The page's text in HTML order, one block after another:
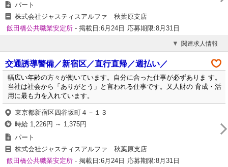
パート
株式会社ジャスティスアルファ 秋葉原支店
飯田橋公共職業安定所 - 掲載日:6月24日 応募期限:8月31日
関連求人情報
交通誘導警備／新宿区／直行直帰／週払い／
幅広い年齢の方々が働いています。自分に合った仕事が必ずありま す。
当社は社会から「ありがとう」と言われる仕事です。又人財の 育成・活
用に最も力を入れています。
東京都新宿区四谷坂町４－１３
時給 1,226円 ～ 1,375円
パート
株式会社ジャスティスアルファ 秋葉原支店
飯田橋公共職業安定所 - 掲載日:6月24日 応募期限:8月31日